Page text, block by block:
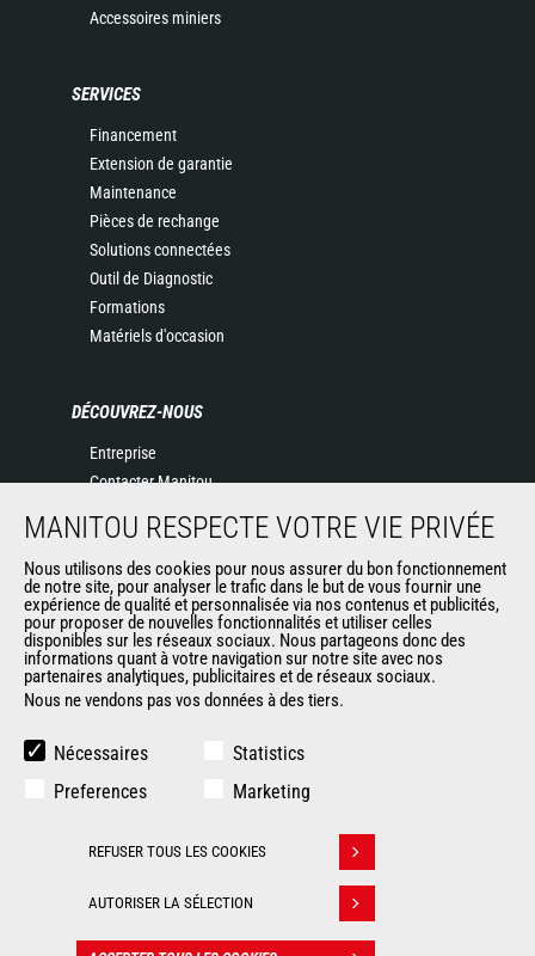
Accessoires miniers
SERVICES
Financement
Extension de garantie
Maintenance
Pièces de rechange
Solutions connectées
Outil de Diagnostic
Formations
Matériels d'occasion
DÉCOUVREZ-NOUS
Entreprise
Contacter Manitou
Politique de protection des données
Evénements
Actualités
Historique
AUTRES SITES DU GROUPE
Manitou Group
Used Manitou Machines
Gehl
© 2026 Informations Politique de protection
MANITOU RESPECTE VOTRE VIE PRIVÉE
Nous utilisons des cookies pour nous assurer du bon fonctionnement
de notre site, pour analyser le trafic dans le but de vous fournir une
expérience de qualité et personnalisée via nos contenus et publicités,
pour proposer de nouvelles fonctionnalités et utiliser celles
disponibles sur les réseaux sociaux. Nous partageons donc des
informations quant à votre navigation sur notre site avec nos
partenaires analytiques, publicitaires et de réseaux sociaux.
Nous ne vendons pas vos données à des tiers.
Nécessaires
Statistics
Preferences
Marketing
REFUSER TOUS LES COOKIES
AUTORISER LA SÉLECTION